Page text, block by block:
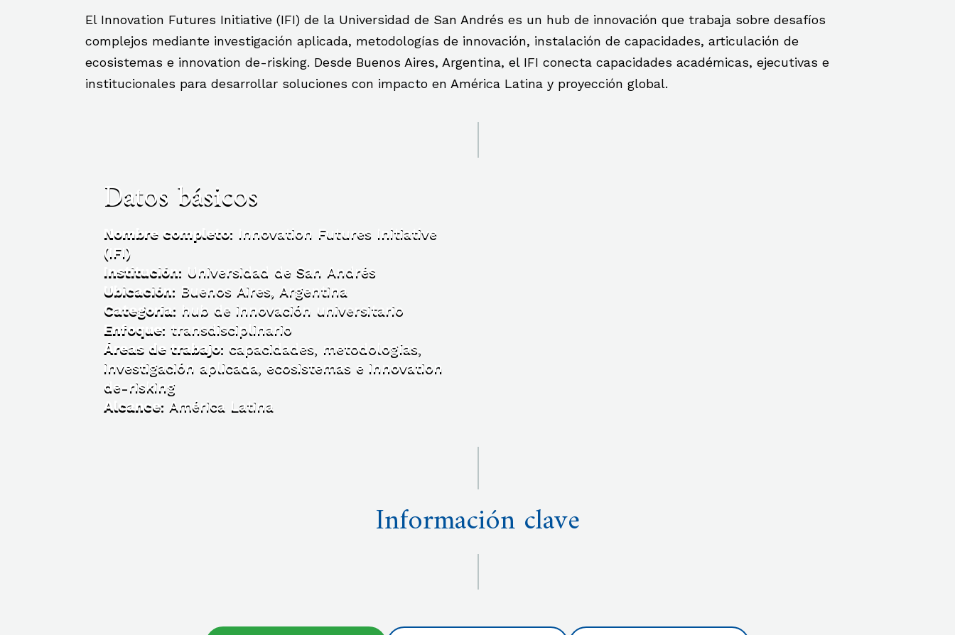
El Innovation Futures Initiative (IFI) de la Universidad de San Andrés es un hub de innovación que trabaja sobre desafíos
complejos mediante investigación aplicada, metodologías de innovación, instalación de capacidades, articulación de
ecosistemas e innovation de-risking. Desde Buenos Aires, Argentina, el IFI conecta capacidades académicas, ejecutivas e
institucionales para desarrollar soluciones con impacto en América Latina y proyección global.
Datos básicos
Nombre completo: Innovation Futures Initiative
(IFI)
Institución : Universidad de San Andrés
Ubicación : Buenos Aires, Argentina
Categoría: hub de innovación universitario
Enfoque: transdisciplinario
Áreas de trabajo: capacidades, metodologías,
investigación aplicada, ecosistemas e innovation
de-risking
Alcance: América Latina
Información clave